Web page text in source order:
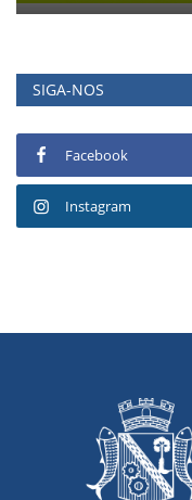
SIGA-NOS
Facebook
Instagram